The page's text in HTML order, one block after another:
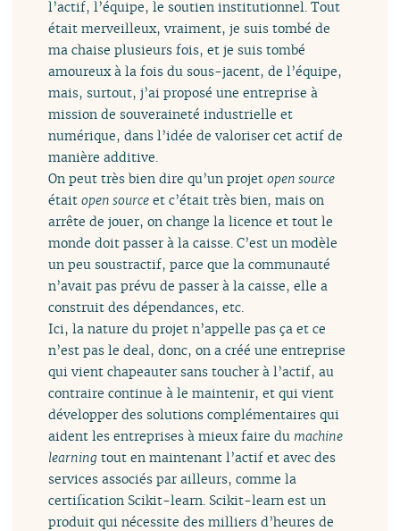
l’actif, l’équipe, le soutien institutionnel. Tout
était merveilleux, vraiment, je suis tombé de
ma chaise plusieurs fois, et je suis tombé
amoureux à la fois du sous-jacent, de l’équipe,
mais, surtout, j’ai proposé une entreprise à
mission de souveraineté industrielle et
numérique, dans l’idée de valoriser cet actif de
manière additive.
On peut très bien dire qu’un projetopen source
étaitopen source et c’était très bien, mais on
arrête de jouer, on change la licence et tout le
monde doit passer à la caisse. C’est un modèle
un peu soustractif, parce que la communauté
n’avait pas prévu de passer à la caisse, elle a
construit des dépendances, etc.
Ici, la nature du projet n’appelle pas ça et ce
n’est pas le deal, donc, on a créé une entreprise
qui vient chapeauter sans toucher à l’actif, au
contraire continue à le maintenir, et qui vient
développer des solutions complémentaires qui
aident les entreprises à mieux faire du machine
learning tout en maintenant l’actif et avec des
services associés par ailleurs, comme la
certification Scikit-learn. Scikit-learn est un
produit qui nécessite des milliers d’heures de